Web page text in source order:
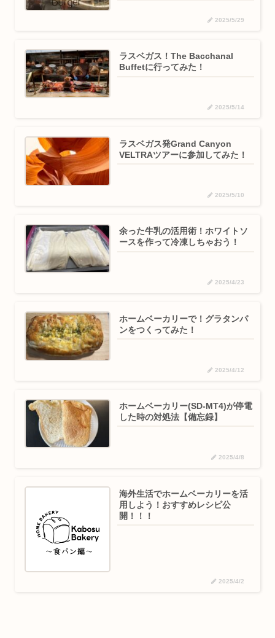
2025/5/29
ラスベガス！The Bacchanal
Buffetに行ってみた！
2025/5/14
ラスベガス発Grand Canyon
VELTRAツアーに参加してみた！
2025/5/10
余った牛乳の活用術！ホワイトソ
ースを作って冷凍しちゃおう！
2025/4/23
ホームベーカリーで！グラタンパ
ンをつくってみた！
2025/4/12
ホームベーカリー(SD-MT4)が停電
した時の対処法【備忘録】
2025/4/8
海外生活でホームベーカリーを活
用しよう！おすすめレシピ公
開！！！
2025/4/2